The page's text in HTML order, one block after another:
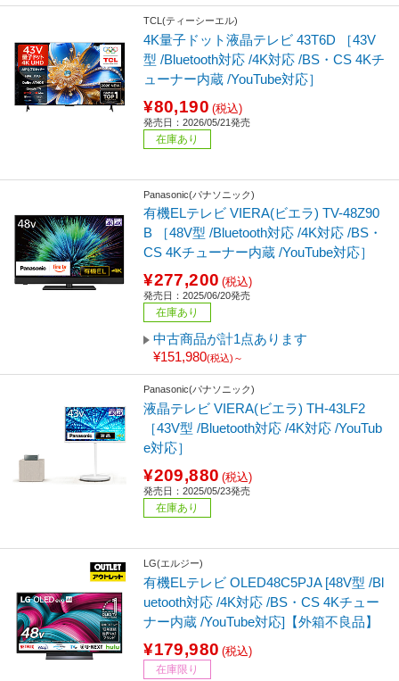
TCL(ティーシーエル)
4K量子ドット液晶テレビ 43T6D ［43V
型 /Bluetooth対応 /4K対応 /BS・CS 4Kチ
ューナー内蔵 /YouTube対応］
¥80,190 (税込)
発売日：2026/05/21発売
在庫あり
Panasonic(パナソニック)
有機ELテレビ VIERA(ビエラ) TV-48Z90
B ［48V型 /Bluetooth対応 /4K対応 /BS・
CS 4Kチューナー内蔵 /YouTube対応］
¥277,200 (税込)
発売日：2025/06/20発売
在庫あり
中古商品が計1点あります
¥151,980(税込)～
Panasonic(パナソニック)
液晶テレビ VIERA(ビエラ) TH-43LF2
［43V型 /Bluetooth対応 /4K対応 /YouTub
e対応］
¥209,880 (税込)
発売日：2025/05/23発売
在庫あり
LG(エルジー)
有機ELテレビ OLED48C5PJA [48V型 /Bl
uetooth対応 /4K対応 /BS・CS 4Kチュー
ナー内蔵 /YouTube対応]【外箱不良品】
¥179,980 (税込)
在庫限り